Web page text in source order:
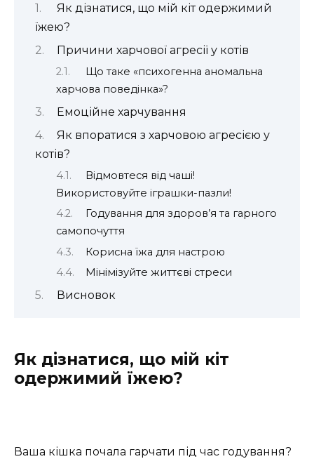
Як дізнатися, що мій кіт одержимий
їжею?
Причини харчової агресії у котів
Що таке «психогенна аномальна
харчова поведінка»?
Емоційне харчування
Як впоратися з харчовою агресією у
котів?
Відмовтеся від чаші!
Використовуйте іграшки-пазли!
Годування для здоров’я та гарного
самопочуття
Корисна їжа для настрою
Мінімізуйте життєві стреси
Висновок
Як дізнатися, що мій кіт
одержимий їжею?
Ваша кішка почала гарчати під час годування?